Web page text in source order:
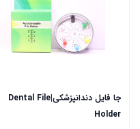
جا فایل دندانپزشکی|Dental File
Holder